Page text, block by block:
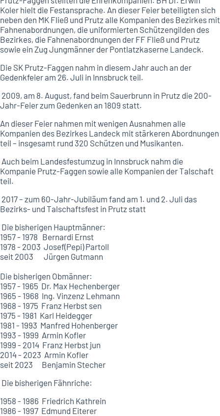
Koler hielt die Festansprache. An dieser Feier beteiligten sich
neben den MK Fließ und Prutz alle Kompanien des Bezirkes mit
Fahnenabordnungen, die uniformierten Schützengilden des
Bezirkes, die Fahnenabordnungen der FF Fließ und Prutz
sowie ein Zug Jungmänner der Pontlatzkaserne Landeck.
Die SK Prutz-Faggen nahm in diesem Jahr auch an der
Gedenkfeier am 26. Juli in Innsbruck teil.
2009, am 8. August, fand beim Sauerbrunn in Prutz die 200-
Jahr-Feier zum Gedenken an 1809 statt.
An dieser Feier nahmen mit wenigen Ausnahmen alle
Kompanien des Bezirkes Landeck mit stärkeren Abordnungen
teil – insgesamt rund 320 Schützen und Musikanten.
Auch beim Landesfestumzug in Innsbruck nahm die
Kompanie Prutz-Faggen sowie alle Kompanien der Talschaft
teil.
2017 – zum 60-Jahr-Jubiläum fand am 1. und 2. Juli das
Bezirks- und Talschaftsfest in Prutz statt
Die bisherigen Hauptmänner:
1957 - 1978 Bernardi Ernst
1978 - 2003 Josef(Pepi) Partoll
seit 2003 Jürgen Gutmann
Die bisherigen Obmänner:
1957 - 1965 Dr. Max Hechenberger
1965 - 1968 Ing. Vinzenz Lehmann
1968 - 1975 Franz Herbst sen
1975 - 1981 Karl Heidegger
1981 - 1993 Manfred Hohenberger
1993 - 1999 Armin Kofler
1999 - 2014 Franz Herbst jun
2014 - 2023 Armin Kofler
seit 2023 Benjamin Stecher
Die bisherigen Fähnriche:
1958 - 1986 Friedrich Kathrein
1986 - 1997 Edmund Eiterer